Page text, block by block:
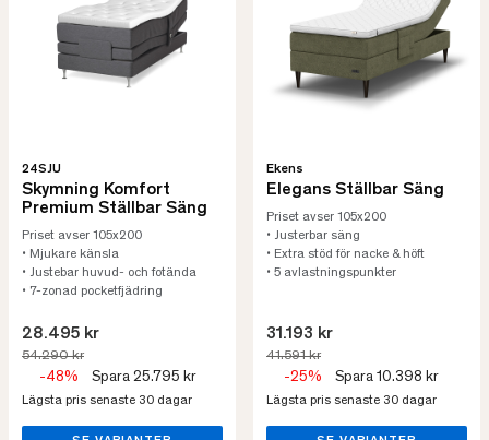
24SJU
Skymning Komfort
Premium Ställbar Säng
Priset avser 105x200
• Mjukare känsla
• Justebar huvud- och fotända
• 7-zonad pocketfjädring
28.495 kr
54.290 kr
-48% Spara 25.795 kr
Lägsta pris senaste 30 dagar
Ekens
Elegans Ställbar Säng
Priset avser 105x200
• Justerbar säng
• Extra stöd för nacke & höft
• 5 avlastningspunkter
31.193 kr
41.591 kr
-25% Spara 10.398 kr
Lägsta pris senaste 30 dagar